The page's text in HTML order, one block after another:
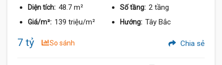
Diện tích: 48.7 m² Số tầng: 2 tầng
Giá/m²: 139 triệu/m² Hướng: Tây Bắc
7 tỷ So sánh Chia sẻ